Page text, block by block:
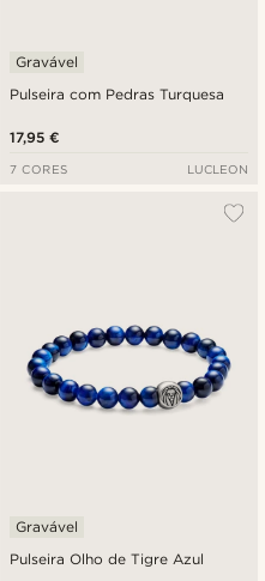
Pulseira com Pedras Turquesa
Gravável
17,95 €
7 CORES LUCLEON
Pulseira Olho de Tigre Azul
Gravável